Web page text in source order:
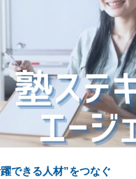
できる人材”をつなぐ